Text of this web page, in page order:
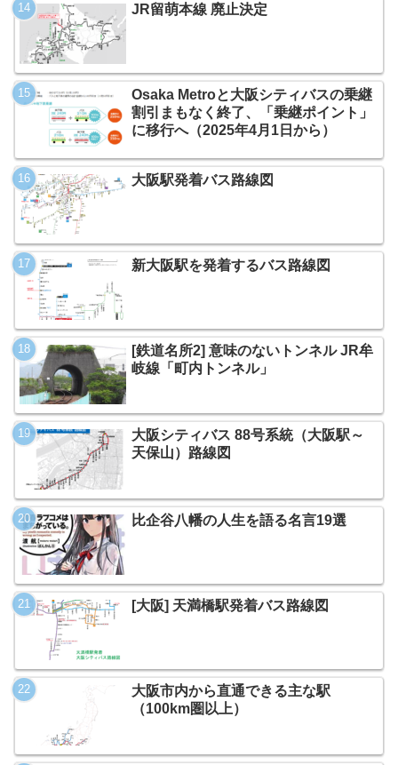
JR留萌本線 廃止決定
Osaka Metroと大阪シティバスの乗継
割引まもなく終了、「乗継ポイント」
に移行へ（2025年4月1日から）
大阪駅発着バス路線図
新大阪駅を発着するバス路線図
[鉄道名所2] 意味のないトンネル JR牟
岐線「町内トンネル」
大阪シティバス 88号系統（大阪駅～
天保山）路線図
比企谷八幡の人生を語る名言19選
[大阪] 天満橋駅発着バス路線図
大阪市内から直通できる主な駅
（100km圏以上）